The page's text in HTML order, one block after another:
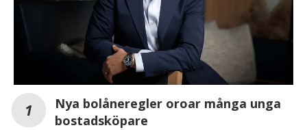
Nya bolåneregler oroar många unga
bostadsköpare